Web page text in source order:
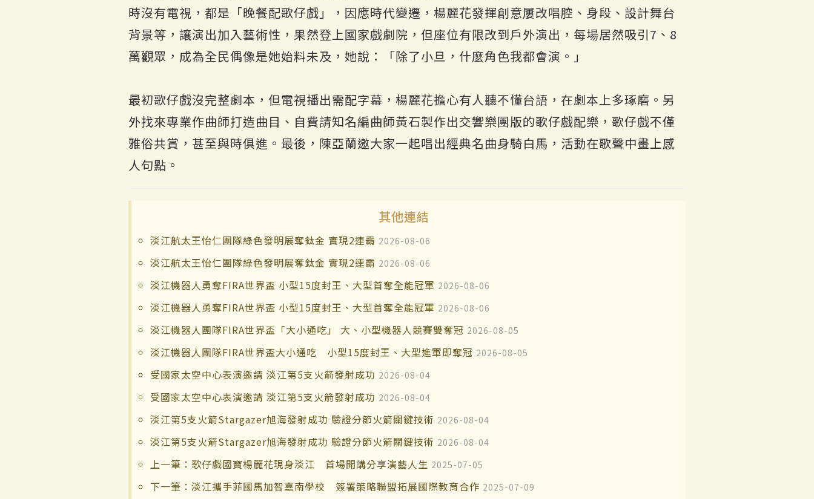
時沒有電視，都是「晚餐配歌仔戲」，因應時代變遷，楊麗花發揮創意屢改唱腔、身段、設計舞台
背景等，讓演出加入藝術性，果然登上國家戲劇院，但座位有限改到戶外演出，每場居然吸引7、8
萬觀眾，成為全民偶像是她始料未及，她說：「除了小旦，什麼角色我都會演。」
最初歌仔戲沒完整劇本，但電視播出需配字幕，楊麗花擔心有人聽不懂台語，在劇本上多琢磨。另
外找來專業作曲師打造曲目、自費請知名編曲師黃石製作出交響樂團版的歌仔戲配樂，歌仔戲不僅
雅俗共賞，甚至與時俱進。最後，陳亞蘭邀大家一起唱出經典名曲身騎白馬，活動在歌聲中畫上感
人句點。
其他連結
淡江航太王怡仁團隊綠色發明展奪鈦金 實現2連霸 2026-08-06
淡江航太王怡仁團隊綠色發明展奪鈦金 實現2連霸 2026-08-06
淡江機器人勇奪FIRA世界盃 小型15度封王、大型首奪全能冠軍 2026-08-06
淡江機器人勇奪FIRA世界盃 小型15度封王、大型首奪全能冠軍 2026-08-06
淡江機器人團隊FIRA世界盃「大小通吃」 大、小型機器人競賽雙奪冠 2026-08-05
淡江機器人團隊FIRA世界盃大小通吃 小型15度封王、大型進軍即奪冠 2026-08-05
受國家太空中心表演邀請 淡江第5支火箭發射成功 2026-08-04
受國家太空中心表演邀請 淡江第5支火箭發射成功 2026-08-04
淡江第5支火箭Stargazer旭海發射成功 驗證分節火箭關鍵技術 2026-08-04
淡江第5支火箭Stargazer旭海發射成功 驗證分節火箭關鍵技術 2026-08-04
上一筆：歌仔戲國寶楊麗花現身淡江 首場開講分享演藝人生 2025-07-05
下一筆：淡江攜手菲國馬加智嘉南學校 簽署策略聯盟拓展國際教育合作 2025-07-09